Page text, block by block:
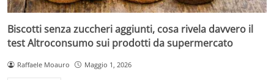
Biscotti senza zuccheri aggiunti, cosa rivela davvero il
test Altroconsumo sui prodotti da supermercato
Raffaele Moauro Maggio 1, 2026